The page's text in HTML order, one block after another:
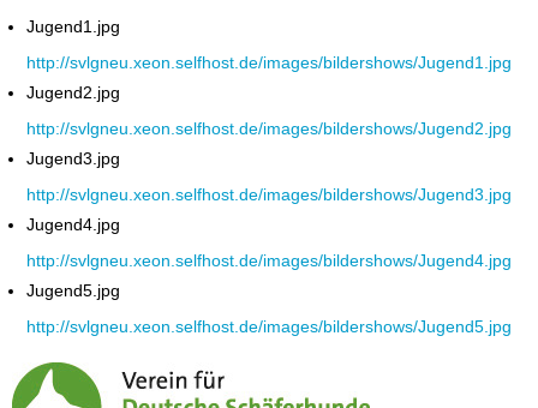
Jugend1.jpg
http://svlgneu.xeon.selfhost.de/images/bildershows/Jugend1.jpg
Jugend2.jpg
http://svlgneu.xeon.selfhost.de/images/bildershows/Jugend2.jpg
Jugend3.jpg
http://svlgneu.xeon.selfhost.de/images/bildershows/Jugend3.jpg
Jugend4.jpg
http://svlgneu.xeon.selfhost.de/images/bildershows/Jugend4.jpg
Jugend5.jpg
http://svlgneu.xeon.selfhost.de/images/bildershows/Jugend5.jpg